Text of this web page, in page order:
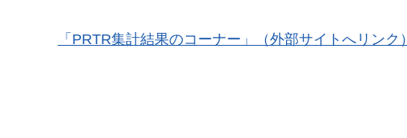
「PRTR集計結果のコーナー」（外部サイトへリンク）